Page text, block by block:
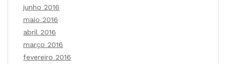
junho 2016
maio 2016
abril 2016
março 2016
fevereiro 2016